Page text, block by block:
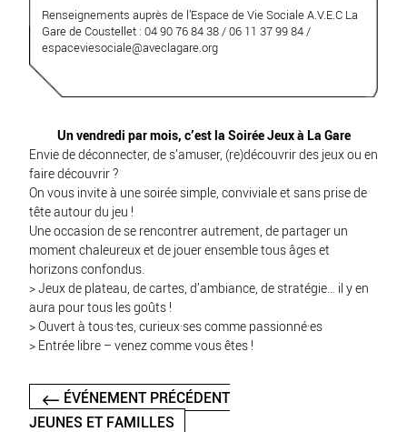
Renseignements auprès de l’Espace de Vie Sociale A.V.E.C La
Gare de Coustellet : 04 90 76 84 38 / 06 11 37 99 84 /
espaceviesociale@aveclagare.org
Un vendredi par mois, c’est la Soirée Jeux à La Gare
Envie de déconnecter, de s’amuser, (re)découvrir des jeux ou en
faire découvrir ?
On vous invite à une soirée simple, conviviale et sans prise de
tête autour du jeu !
Une occasion de se rencontrer autrement, de partager un
moment chaleureux et de jouer ensemble tous âges et
horizons confondus.
> Jeux de plateau, de cartes, d’ambiance, de stratégie… il y en
aura pour tous les goûts !
> Ouvert à tous·tes, curieux·ses comme passionné·es
> Entrée libre – venez comme vous êtes !
ÉVÉNEMENT PRÉCÉDENT
JEUNES ET FAMILLES